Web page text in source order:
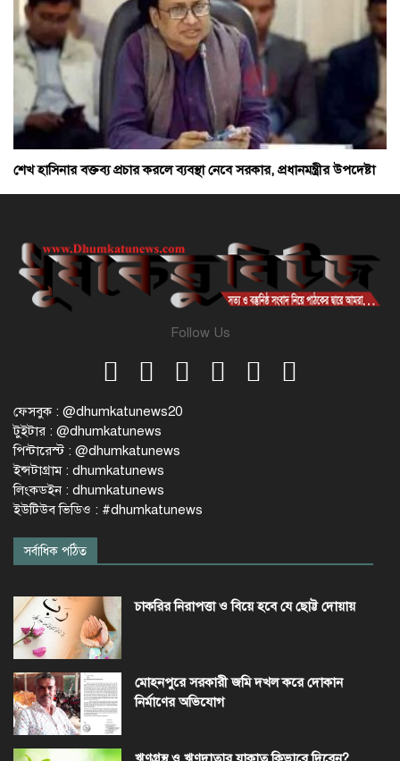
শেখ হাসিনার বক্তব্য প্রচার করলে ব্যবস্থা নেবে সরকার, প্রধানমন্ত্রীর উপদেষ্টা
Follow Us
ফেসবুক : @dhumkatunews20
টুইটার : @dhumkatunews
পিন্টারেস্ট : @dhumkatunews
ইন্সটাগ্রাম : dhumkatunews
লিংকডইন : dhumkatunews
ইউটিউব ভিডিও : #dhumkatunews
সর্বাধিক পঠিত
চাকরির নিরাপত্তা ও বিয়ে হবে যে ছোট্ট দোয়ায়
মোহনপুরে সরকারী জমি দখল করে দোকান
নির্মাণের অভিযোগ